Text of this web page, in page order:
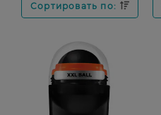
Сортировать по: